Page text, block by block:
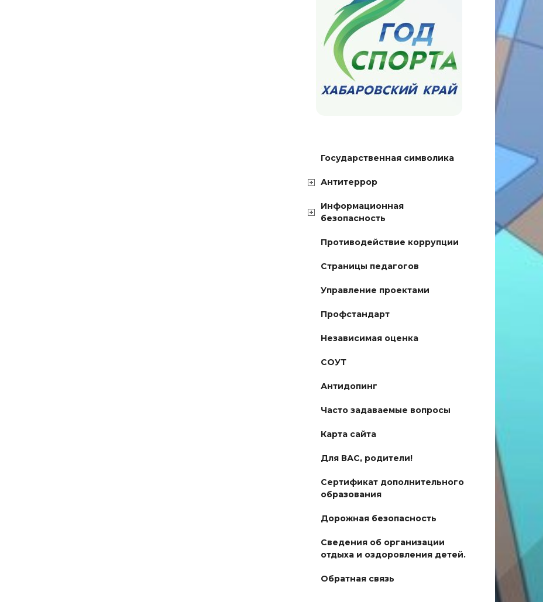
Государственная символика
Антитеррор
Информационная
безопасность
Противодействие коррупции
Страницы педагогов
Управление проектами
Профстандарт
Независимая оценка
СОУТ
Антидопинг
Часто задаваемые вопросы
Карта сайта
Для ВАС, родители!
Сертификат дополнительного
образования
Дорожная безопасность
Сведения об организации
отдыха и оздоровления детей.
Обратная связь